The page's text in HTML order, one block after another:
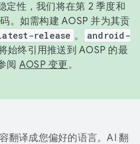
定性，我们将在第 2 季度和
。如需构建 AOSP 并为其贡
release 。
android-
始终引用推送到 AOSP 的最
阅 AOSP 变更。
翻译成您偏好的语言。AI 翻